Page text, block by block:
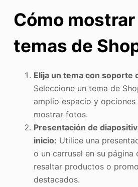
Cómo
temas de
Elija un tema con soporte
Seleccione un tema de
amplio espacio y opciones
mostrar fotos.
Presentación de
inicio: Utilice una
o un carrusel en su página
resaltar productos o
destacados.